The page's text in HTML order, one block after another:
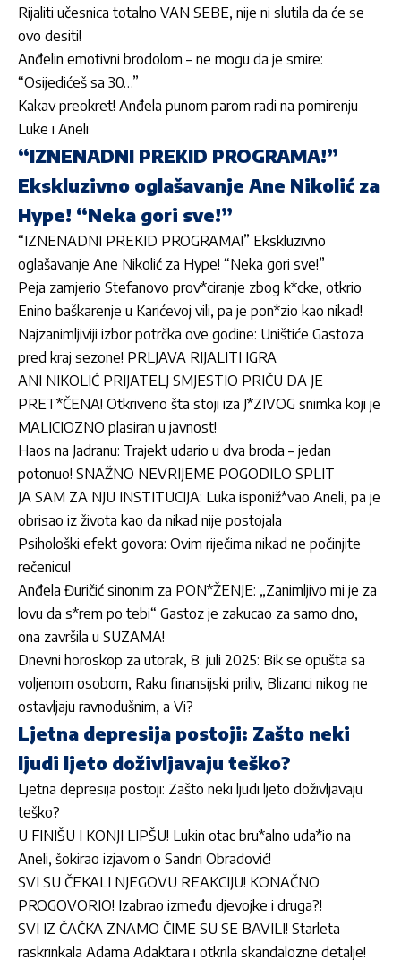
Rijaliti učesnica totalno VAN SEBE, nije ni slutila da će se
ovo desiti!
Anđelin emotivni brodolom – ne mogu da je smire:
“Osijedićeš sa 30…”
Kakav preokret! Anđela punom parom radi na pomirenju
Luke i Aneli
“IZNENADNI PREKID PROGRAMA!”
Ekskluzivno oglašavanje Ane Nikolić za
Hype! “Neka gori sve!”
“IZNENADNI PREKID PROGRAMA!” Ekskluzivno
oglašavanje Ane Nikolić za Hype! “Neka gori sve!”
Peja zamjerio Stefanovo prov*ciranje zbog k*cke, otkrio
Enino baškarenje u Karićevoj vili, pa je pon*zio kao nikad!
Najzanimljiviji izbor potrčka ove godine: Uništiće Gastoza
pred kraj sezone! PRLJAVA RIJALITI IGRA
ANI NIKOLIĆ PRIJATELJ SMJESTIO PRIČU DA JE
PRET*ČENA! Otkriveno šta stoji iza J*ZIVOG snimka koji je
MALICIOZNO plasiran u javnost!
Haos na Jadranu: Trajekt udario u dva broda – jedan
potonuo! SNAŽNO NEVRIJEME POGODILO SPLIT
JA SAM ZA NJU INSTITUCIJA: Luka isponiž*vao Aneli, pa je
obrisao iz života kao da nikad nije postojala
Psihološki efekt govora: Ovim riječima nikad ne počinjite
rečenicu!
Anđela Đuričić sinonim za PON*ŽENJE: „Zanimljivo mi je za
lovu da s*rem po tebi“ Gastoz je zakucao za samo dno,
ona završila u SUZAMA!
Dnevni horoskop za utorak, 8. juli 2025: Bik se opušta sa
voljenom osobom, Raku finansijski priliv, Blizanci nikog ne
ostavljaju ravnodušnim, a Vi?
Ljetna depresija postoji: Zašto neki
ljudi ljeto doživljavaju teško?
Ljetna depresija postoji: Zašto neki ljudi ljeto doživljavaju
teško?
U FINIŠU I KONJI LIPŠU! Lukin otac bru*alno uda*io na
Aneli, šokirao izjavom o Sandri Obradović!
SVI SU ČEKALI NJEGOVU REAKCIJU! KONAČNO
PROGOVORIO! Izabrao između djevojke i druga?!
SVI IZ ČAČKA ZNAMO ČIME SU SE BAVILI! Starleta
raskrinkala Adama Adaktara i otkrila skandalozne detalje!